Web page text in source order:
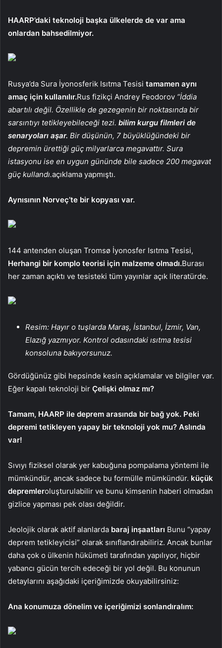
HAARP’daki teknoloji başka ülkelerde de var ama
onlardan bahsedilmiyor.
Rusya’da Sura İyonosferik Isıtma Tesisi tamamen aynı
amaç için kullanılır.Rus fizikçi Andrey Feodorov “İddia
abartılı değil. Özellikle de gezegenin bir noktasında bir
sarsıntıyı tetikleyebileceği tezi. bilim kurgu filmleri de
senaryoları aşar. Bir düşünün, 7 büyüklüğündeki bir
depremin ürettiği güç milyarlarca megavattır. Sura
istasyonu ise en uygun gününde bile sadece 200 megavat
güç kullandı.açıklama yapmıştı.
Aynısının Norveç’te bir kopyası var.
144 antenden oluşan Tromsø İyonosfer Isıtma Tesisi,
Herhangi bir komplo teorisi için malzeme olmadı.Burası
her zaman açıktı ve tesisteki tüm yayınlar açık literatürde.
Resim: Hayır o tuşlarda Maraş, İstanbul, İzmir, Van,
Elazığ yazmıyor. Kontrol odasındaki ısıtma tesisi
konsoluna bakıyorsunuz.
Gördüğünüz gibi hepsinde kesin açıklamalar ve bilgiler var.
Eğer kapalı teknoloji bir Çelişki olmaz mı?
Tamam, HAARP ile deprem arasında bir bağ yok. Peki
depremi tetikleyen yapay bir teknoloji yok mu? Aslında
var!
Sıvıyı fiziksel olarak yer kabuğuna pompalama yöntemi ile
mümkündür, ancak sadece bu formülle mümkündür. küçük
depremleroluşturulabilir ve bunu kimsenin haberi olmadan
gizlice yapması pek olası değildir.
Jeolojik olarak aktif alanlarda baraj inşaatları Bunu “yapay
deprem tetikleyicisi” olarak sınıflandırabiliriz. Ancak bunlar
daha çok o ülkenin hükümeti tarafından yapılıyor, hiçbir
yabancı gücün tercih edeceği bir yol değil. Bu konunun
detaylarını aşağıdaki içeriğimizde okuyabilirsiniz:
Ana konumuza dönelim ve içeriğimizi sonlandıralım: